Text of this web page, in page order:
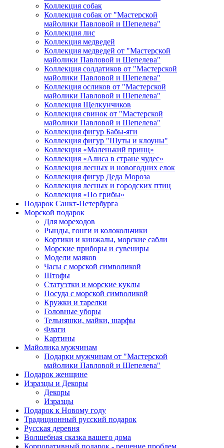
Коллекция собак
Коллекция собак от "Мастерской
майолики Павловой и Шепелева"
Коллекция лис
Коллекция медведей
Коллекция медведей от "Мастерской
майолики Павловой и Шепелева"
Коллекция солдатиков от "Мастерской
майолики Павловой и Шепелева"
Коллекция осликов от "Мастерской
майолики Павловой и Шепелева"
Коллекция Щелкунчиков
Коллекция свинок от "Мастерской
майолики Павловой и Шепелева"
Коллекция фигур Бабы-яги
Коллекция фигур "Шуты и клоуны"
Коллекция «Маленький принц»
Коллекция «Алиса в стране чудес»
Коллекция лесных и новогодних елок
Коллекция фигур Деда Мороза
Коллекция лесных и городских птиц
Коллекция «По грибы»
Подарок Санкт-Петербурга
Морской подарок
Для мореходов
Рынды, гонги и колокольчики
Кортики и кинжалы, морские сабли
Морские приборы и сувениры
Модели маяков
Часы с морской символикой
Штофы
Статуэтки и морские куклы
Посуда с морской символикой
Кружки и тарелки
Головные уборы
Тельняшки, майки, шарфы
Флаги
Картины
Майолика мужчинам
Подарки мужчинам от "Мастерской
майолики Павловой и Шепелева"
Подарок женщине
Изразцы и Декоры
Декоры
Изразцы
Подарок к Новому году
Традиционный русский подарок
Русская деревня
Волшебная сказка вашего дома
Корпоративный подарок - решение проблем